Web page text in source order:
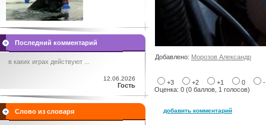
Последний комментарий
в каких играх действуют ...
12.06.2026
Гость
Слово из словаря
Добавлено: Морозов Александр
+3 +2 +1 0
Оценка: 0 (0 баллов, 1 голосов)
добавить комментарий